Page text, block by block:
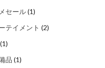
セール(1)
テイメント (2)
(1)
品 (1)